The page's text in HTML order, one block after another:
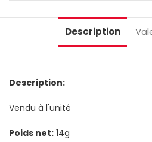
Description
Description:
Vendu à l'unité
Poids net: 14g